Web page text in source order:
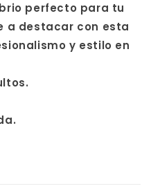
perfecto para tu
a destacar con esta
y estilo en